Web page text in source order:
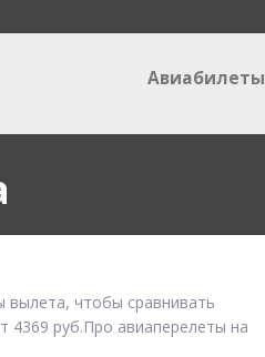
Авиабилеты
вылета, чтобы сравнивать
4369 руб.Про авиаперелеты на